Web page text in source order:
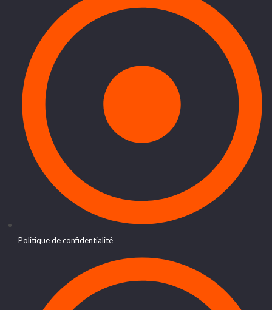
Politique de confidentialité